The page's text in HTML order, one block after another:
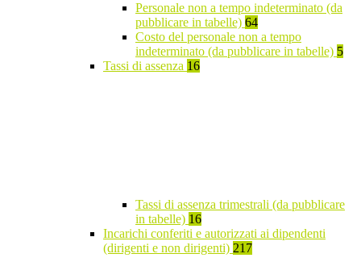
Personale non a tempo indeterminato (da
pubblicare in tabelle) 64
Costo del personale non a tempo
indeterminato (da pubblicare in tabelle) 5
Tassi di assenza 16
Tassi di assenza trimestrali (da pubblicare
in tabelle) 16
Incarichi conferiti e autorizzati ai dipendenti
(dirigenti e non dirigenti) 217